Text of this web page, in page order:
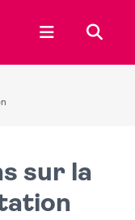
Ouvrir le
sur la